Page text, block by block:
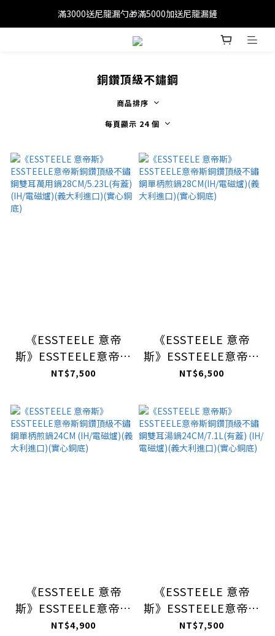
滿1200免運(外島除外)
滿3000送尼龍漏勺🎁滿5000加送尼龍漏鏟
滿1200免運(外島除外)
銅鑽頂級不鏽鋼
商品排序
每頁顯示 24 個
《ESSTEELE 意帝
斯》ESSTEELE意帝斯
銅鑽頂級不鏽鋼雙耳萬
蓋)(IH/電磁爐)(義大
利進口)(實心銅底)
NT$7,500
《ESSTEELE 意帝
斯》ESSTEELE意帝斯
銅鑽頂級不鏽鋼單柄煎
(義大利進口)(實心銅
底)
NT$6,500
《ESSTEELE 意帝
斯》ESSTEELE意帝斯
銅鑽頂級不鏽鋼單柄煎
NT$4,900
《ESSTEELE 意帝
斯》ESSTEELE意帝斯
銅鑽頂級不鏽鋼雙耳湯
NT$7,500